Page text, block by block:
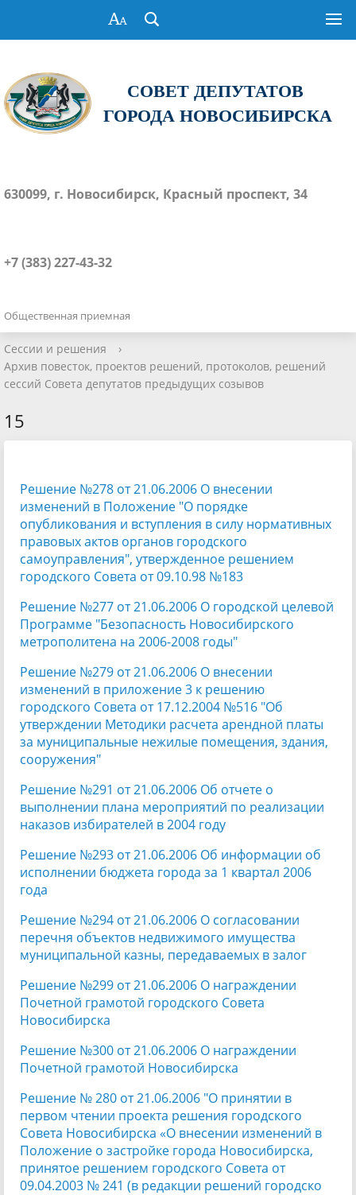
СОВЕТ ДЕПУТАТОВ
ГОРОДА НОВОСИБИРСКА
630099, г. Новосибирск, Красный проспект, 34
+7 (383) 227-43-32
Общественная приемная
Сессии и решения
›
Архив повесток, проектов решений, протоколов, решений
сессий Совета депутатов предыдущих созывов
15
Решение №278 от 21.06.2006 О внесении
изменений в Положение "О порядке
опубликования и вступления в силу нормативных
правовых актов органов городского
самоуправления", утвержденное решением
городского Совета от 09.10.98 №183
Решение №277 от 21.06.2006 О городской целевой
Программе "Безопасность Новосибирского
метрополитена на 2006-2008 годы"
Решение №279 от 21.06.2006 О внесении
изменений в приложение 3 к решению
городского Совета от 17.12.2004 №516 "Об
утверждении Методики расчета арендной платы
за муниципальные нежилые помещения, здания,
сооружения"
Решение №291 от 21.06.2006 Об отчете о
выполнении плана мероприятий по реализации
наказов избирателей в 2004 году
Решение №293 от 21.06.2006 Об информации об
исполнении бюджета города за 1 квартал 2006
года
Решение №294 от 21.06.2006 О согласовании
перечня объектов недвижимого имущества
муниципальной казны, передаваемых в залог
Решение №299 от 21.06.2006 О награждении
Почетной грамотой городского Совета
Новосибирска
Решение №300 от 21.06.2006 О награждении
Почетной грамотой Новосибирска
Решение № 280 от 21.06.2006 "О принятии в
первом чтении проекта решения городского
Совета Новосибирска «О внесении изменений в
Положение о застройке города Новосибирска,
принятое решением городского Совета от
09.04.2003 № 241 (в редакции решений городско